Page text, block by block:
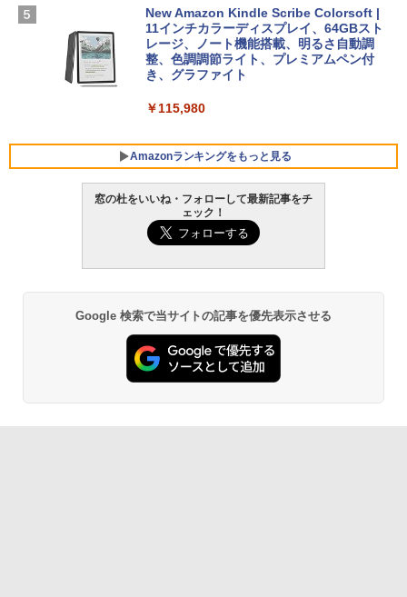
FMV ノートパソコン WE1-K3 (MS 365 P
ersonal/Copilotキー搭載/Win 11/15.6型/
Core i5/16GB/SSD 512GB/ホワイト) FM
￥37,224
New Amazon Kindle Scribe Colorsoft |
11インチカラーディスプレイ、64GBスト
レージ、ノート機能搭載、明るさ自動調
整、色調調節ライト、プレミアムペン付
き、グラファイト
￥115,980
Amazonランキングをもっと見る
窓の杜をいいね・フォローして最新記事をチ
ェック！
Google 検索で当サイトの記事を優先表示させる